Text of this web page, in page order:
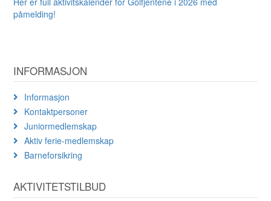
påmelding!
INFORMASJON
Informasjon
Kontaktpersoner
Juniormedlemskap
Aktiv ferie-medlemskap
Barneforsikring
AKTIVITETSTILBUD